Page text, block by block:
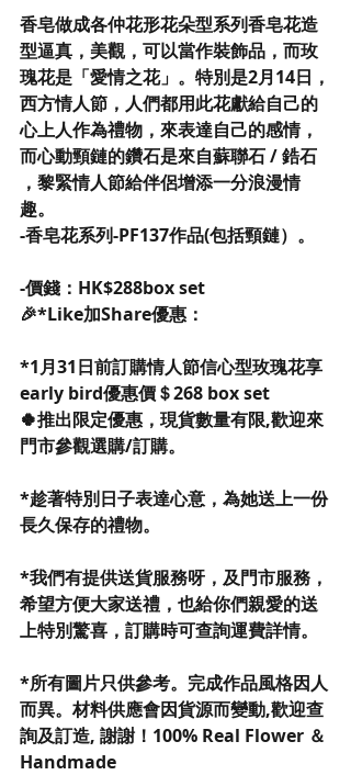
香皂做成各仲花形花朵型系列香皂花造
型逼真，美觀，可以當作裝飾品，而玫
瑰花是「愛情之花」。特別是2月14日，
西方情人節，人們都用此花獻給自己的
心上人作為禮物，來表達自己的感情，
而心動頸鏈的鑽石是來自蘇聯石 / 鋯石
，黎緊情人節給伴侶增添一分浪漫情
趣。
-香皂花系列-PF137作品(包括頸鏈）。
-價錢：HK$288box set
🎉*Like加Share優惠：
*1月31日前訂購情人節信心型玫瑰花享
early bird優惠價＄268 box set
🍀推出限定優惠，現貨數量有限,歡迎來
門市參觀選購/訂購。
*趁著特別日子表達心意，為她送上一份
長久保存的禮物。
*我們有提供送貨服務呀，及門市服務，
希望方便大家送禮，也給你們親愛的送
上特別驚喜，訂購時可查詢運費詳情。
*所有圖片只供參考。完成作品風格因人
而異。材料供應會因貨源而變動,歡迎查
詢及訂造, 謝謝！100% Real Flower ＆
Handmade